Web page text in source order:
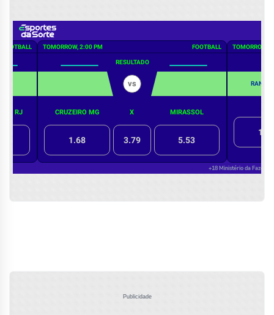
Publicidade